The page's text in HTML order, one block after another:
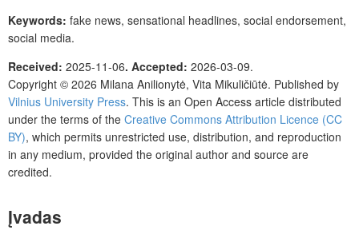
Keywords: fake news, sensational headlines, social endorsement,
social media.
Received: 2025-11-06. Accepted: 2026-03-09.
Copyright © 2026 Milana Anilionytė, Vita Mikuličiūtė. Published by
Vilnius University Press. This is an Open Access article distributed
under the terms of the Creative Commons Attribution Licence (CC
BY), which permits unrestricted use, distribution, and reproduction
in any medium, provided the original author and source are
credited.
Įvadas